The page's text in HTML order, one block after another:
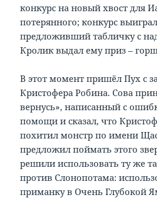
конкурс на новый хвост для
потерянного; конкурс
предложивший табличку с
Кролик выдал ему приз –
В этот момент пришёл Пух с
Кристофера Робина. Сова
вернусь», написанный с
помощи и сказал, что
похитил монстр по имени
предложил поймать этого
решили использовать ту же
против Слонопотама:
приманку в Очень Глубокой